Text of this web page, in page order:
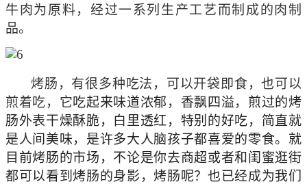
牛肉为原料，经过一系列生产工艺而制成的肉制
品。
烤肠，有很多种吃法，可以开袋即食，也可以
煎着吃，它吃起来味道浓郁，香飘四溢， 煎过的烤
肠外表干燥酥脆，白里透红，特别的好吃，简直就
是人间美味，是许多大人脑孩子都喜爱的零食。 就
目前烤肠的市场，不论是你去商超或者和闺蜜逛街
都可以看到烤肠的身影，烤肠呢？也已经成为我们